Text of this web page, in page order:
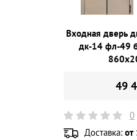
Входная дверь
дк-14 фл-49
49
0
Доставка: от